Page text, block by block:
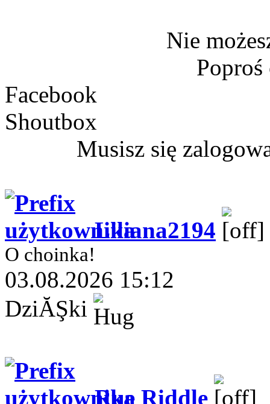
Nie
Facebook
Shoutbox
Musisz się
Liliana2194
O choinka!
03.08.2026 15:12
DziĂŞki
Rue Riddle